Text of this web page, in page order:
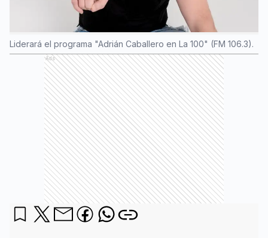
Liderará el programa "Adrián Caballero en La 100" (FM 106.3).
Ads